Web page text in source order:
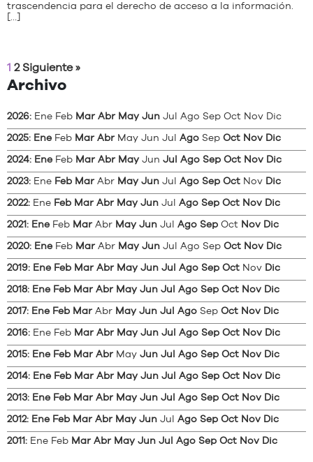
trascendencia para el derecho de acceso a la información.
[…]
1 2 Siguiente »
Archivo
2026: Ene Feb Mar Abr May Jun Jul Ago Sep Oct Nov Dic
2025: Ene Feb Mar Abr May Jun Jul Ago Sep Oct Nov Dic
2024: Ene Feb Mar Abr May Jun Jul Ago Sep Oct Nov Dic
2023: Ene Feb Mar Abr May Jun Jul Ago Sep Oct Nov Dic
2022: Ene Feb Mar Abr May Jun Jul Ago Sep Oct Nov Dic
2021: Ene Feb Mar Abr May Jun Jul Ago Sep Oct Nov Dic
2020: Ene Feb Mar Abr May Jun Jul Ago Sep Oct Nov Dic
2019: Ene Feb Mar Abr May Jun Jul Ago Sep Oct Nov Dic
2018: Ene Feb Mar Abr May Jun Jul Ago Sep Oct Nov Dic
2017: Ene Feb Mar Abr May Jun Jul Ago Sep Oct Nov Dic
2016: Ene Feb Mar Abr May Jun Jul Ago Sep Oct Nov Dic
2015: Ene Feb Mar Abr May Jun Jul Ago Sep Oct Nov Dic
2014: Ene Feb Mar Abr May Jun Jul Ago Sep Oct Nov Dic
2013: Ene Feb Mar Abr May Jun Jul Ago Sep Oct Nov Dic
2012: Ene Feb Mar Abr May Jun Jul Ago Sep Oct Nov Dic
2011: Ene Feb Mar Abr May Jun Jul Ago Sep Oct Nov Dic